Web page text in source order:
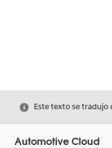
Cerrar
Este texto se tradujo
Automotive Cloud